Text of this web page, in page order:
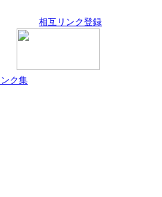
相互リンク登録
ク集